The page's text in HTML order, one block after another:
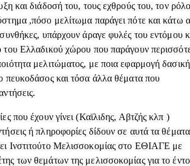
και διάδοσή του, τους εχθρούς του, τον
,πόσο μελίτωμα παράγει πότε και κάτω
συνθήκες, υπάρχουν άραγε φυλές του εντόμου
του Ελλαδικού χώρου που παράγουν
μελιτώματος, με ποια εφαρμογή
πευκοδάσος και τόσα άλλα θέματα που
που έχουν γίνει (Καϊλιδης, Αβτζής κλπ )
ή πληροφορίες δίδουν σε αυτά τα
Ινστιτούτο Μελισσοκομίας στο ΕΘΙΑΓΕ με
των θεμάτων της μελισσοκομίας για το